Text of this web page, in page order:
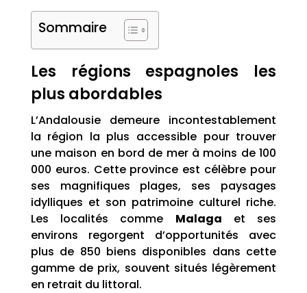
Sommaire
Les régions espagnoles les
plus abordables
L’Andalousie demeure incontestablement
la région la plus accessible pour trouver
une maison en bord de mer à moins de 100
000 euros. Cette province est célèbre pour
ses magnifiques plages, ses paysages
idylliques et son patrimoine culturel riche.
Les localités comme Malaga et ses
environs regorgent d’opportunités avec
plus de 850 biens disponibles dans cette
gamme de prix, souvent situés légèrement
en retrait du littoral.